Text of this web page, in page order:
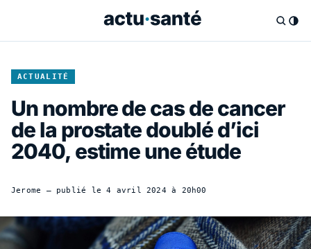
ACTUALITÉ
Un nombre de cas de cancer
de la prostate doublé d’ici
2040, estime une étude
Jerome — publié le4 avril 2024 à 20h00